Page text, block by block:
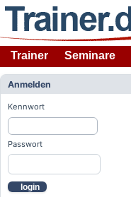
Trainer Seminare
Anmelden
Kennwort
Passwort
login